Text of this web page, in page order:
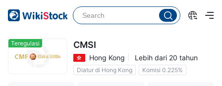
Teregulasi CMSI
Hong Kong Lebih dari 20 tahun
Diatur di Hong Kong Komisi 0.225%
3
5
6
0
2
3